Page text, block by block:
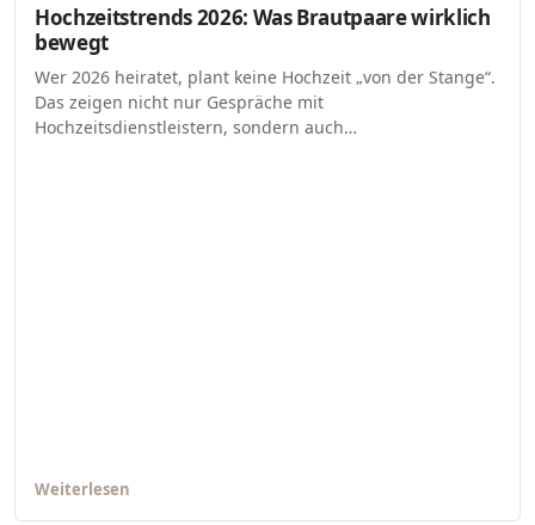
Hochzeitstrends 2026: Was Brautpaare wirklich
bewegt
Wer 2026 heiratet, plant keine Hochzeit „von der Stange“.
Das zeigen nicht nur Gespräche mit
Hochzeitsdienstleistern, sondern auch…
Weiterlesen